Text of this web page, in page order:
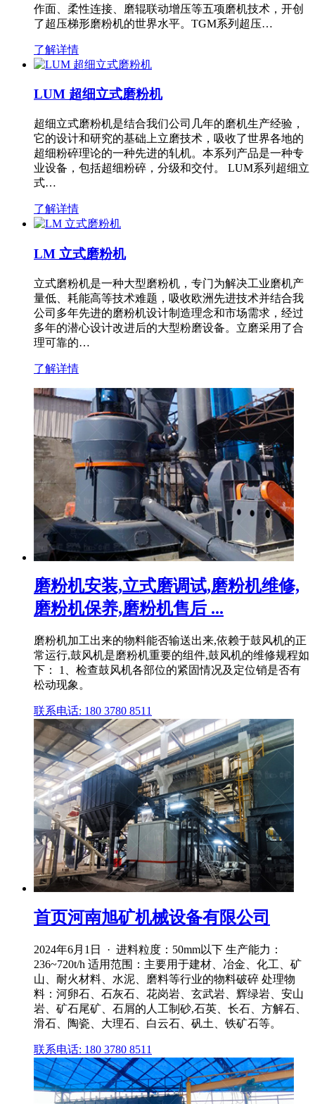
作面、柔性连接、磨辊联动增压等五项磨机技术，开创
了超压梯形磨粉机的世界水平。TGM系列超压…
了解详情
LUM 超细立式磨粉机
超细立式磨粉机是结合我们公司几年的磨机生产经验，
它的设计和研究的基础上立磨技术，吸收了世界各地的
超细粉碎理论的一种先进的轧机。本系列产品是一种专
业设备，包括超细粉碎，分级和交付。 LUM系列超细立
式…
了解详情
LM 立式磨粉机
立式磨粉机是一种大型磨粉机，专门为解决工业磨机产
量低、耗能高等技术难题，吸收欧洲先进技术并结合我
公司多年先进的磨粉机设计制造理念和市场需求，经过
多年的潜心设计改进后的大型粉磨设备。立磨采用了合
理可靠的…
了解详情
磨粉机安装,立式磨调试,磨粉机维修,
磨粉机保养,磨粉机售后 ...
磨粉机加工出来的物料能否输送出来,依赖于鼓风机的正
常运行,鼓风机是磨粉机重要的组件,鼓风机的维修规程如
下： 1、检查鼓风机各部位的紧固情况及定位销是否有
松动现象。
联系电话: 180 3780 8511
首页河南旭矿机械设备有限公司
2024年6月1日 · 进料粒度：50mm以下 生产能力：
236~720t/h 适用范围：主要用于建材、冶金、化工、矿
山、耐火材料、水泥、磨料等行业的物料破碎 处理物
料：河卵石、石灰石、花岗岩、玄武岩、辉绿岩、安山
岩、矿石尾矿、石屑的人工制砂,石英、长石、方解石、
滑石、陶瓷、大理石、白云石、矾土、铁矿石等。
联系电话: 180 3780 8511